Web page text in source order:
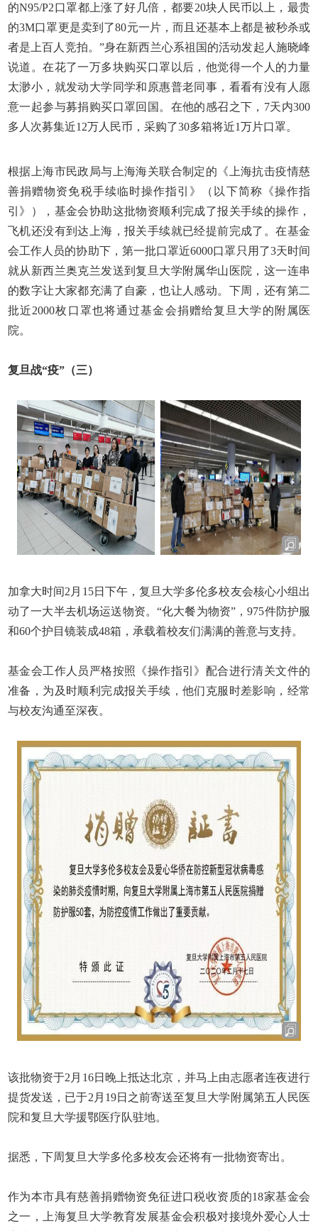
的N95/P2口罩都上涨了好几倍，都要20块人民币以上，最贵
的3M口罩更是卖到了80元一片，而且还基本上都是被秒杀或
者是上百人竞拍。”身在新西兰心系祖国的活动发起人施晓峰
说道。在花了一万多块购买口罩以后，他觉得一个人的力量
太渺小，就发动大学同学和原惠普老同事，看看有没有人愿
意一起参与募捐购买口罩回国。在他的感召之下， 7天内300
多人次募集近12万人民币，采购了30多箱将近1万片口罩。
根据上海市民政局与上海海关联合制定的《上海抗击疫情慈
善捐赠物资免税手续临时操作指引》（以下简称《操作指
引》），基金会协助这批物资顺利完成了报关手续的操作，
飞机还没有到达上海，报关手续就已经提前完成了。在基金
会工作人员的协助下，第一批口罩近6000口罩只用了3天时间
就从新西兰奥克兰发送到复旦大学附属华山医院，这一连串
的数字让大家都充满了自豪，也让人感动。下周，还有第二
批近2000枚口罩也将通过基金会捐赠给复旦大学的附属医
院。
复旦战“疫”（三）
加拿大时间2 月 15日下午，复旦大学多伦多校友会核心小组出
动了一大半去机场运送物资。“化大餐为物资”，975件防护服
和60个护目镜装成48箱，承载着校友们满满的善意与支持。
基金会工作人员严格按照《操作指引》配合进行清关文件的
准备，为及时顺利完成报关手续，他们克服时差影响，经常
与校友沟通至深夜。
该批物资于2 月 16日晚上抵达北京，并马上由志愿者连夜进行
提货发送，已于2 月 19日之前寄送至复旦大学附属第五人民医
院和复旦大学援鄂医疗队驻地。
据悉，下周复旦大学多伦多校友会还将有一批物资寄出。
作为本市具有慈善捐赠物资免征进口税收资质的18家基金会
之一，上海复旦大学教育发展基金会积极对接境外爱心人士